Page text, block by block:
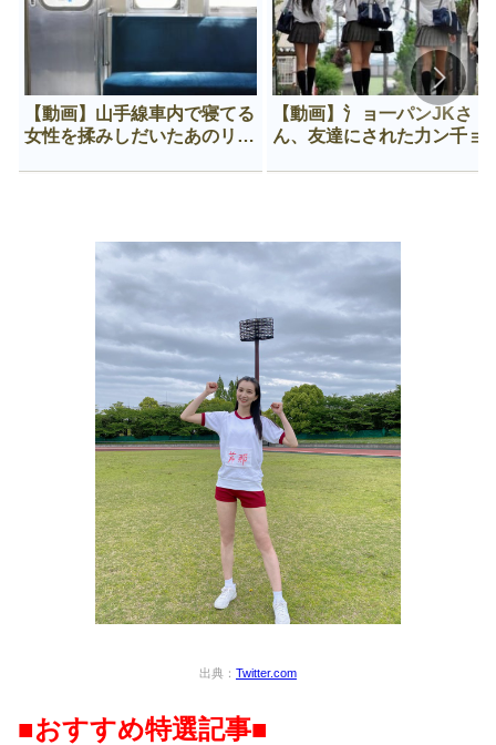
【動画】山手線車内で寝てる
女性を揉みしだいたあのリー
【動画】氵ョ一パンJKさ
ん、友達にされた力ン千ョ
出典： Twitter.com
■おすすめ特選記事■